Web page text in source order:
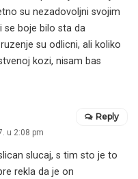
su nezadovoljni svojim
se boje bilo sta da
su odlicni, ali koliko
kozi, nisam bas
u 2:08 pm
slucaj, s tim sto je to
rekla da je on
Reply